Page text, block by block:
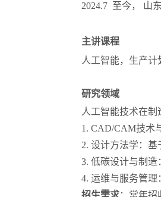
2024.7 至今， 山
主讲课程
人工智能，生产
研究领域
人工智能技术在制
1. CAD/CAM技术
2. 设计方法学：
3. 低碳设计与制
4. 运维与服务管
招生需求：常年招